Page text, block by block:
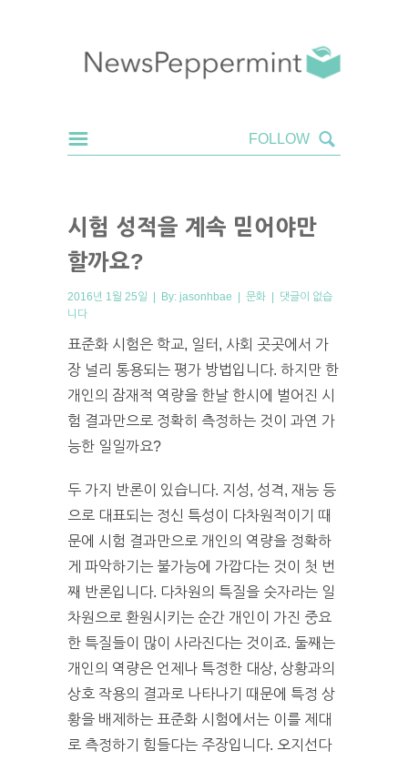
시험 성적을 계속 믿어야만
할까요?
2016년 1월 25일 | By: jasonhbae | 문화 | 댓글이 없습
니다
표준화 시험은 학교, 일터, 사회 곳곳에서 가
장 널리 통용되는 평가 방법입니다. 하지만 한
개인의 잠재적 역량을 한날 한시에 벌어진 시
험 결과만으로 정확히 측정하는 것이 과연 가
능한 일일까요?
두 가지 반론이 있습니다. 지성, 성격, 재능 등
으로 대표되는 정신 특성이 다차원적이기 때
문에 시험 결과만으로 개인의 역량을 정확하
게 파악하기는 불가능에 가깝다는 것이 첫 번
째 반론입니다. 다차원의 특질을 숫자라는 일
차원으로 환원시키는 순간 개인이 가진 중요
한 특질들이 많이 사라진다는 것이죠. 둘째는
개인의 역량은 언제나 특정한 대상, 상황과의
상호 작용의 결과로 나타나기 때문에 특정 상
황을 배제하는 표준화 시험에서는 이를 제대
로 측정하기 힘들다는 주장입니다. 오지선다